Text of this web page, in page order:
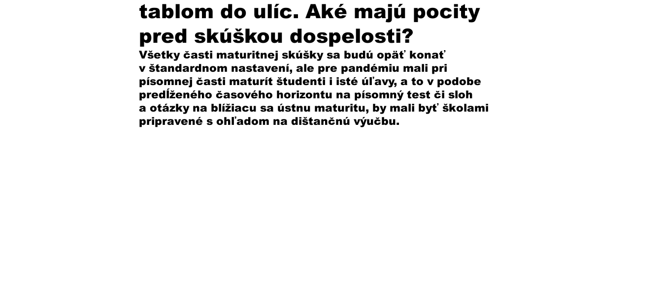
tablom do ulíc. Aké majú pocity
pred skúškou dospelosti?
Všetky časti maturitnej skúšky sa budú opäť konať
v štandardnom nastavení, ale pre pandémiu mali pri
písomnej časti maturít študenti i isté úľavy, a to v podobe
predĺženého časového horizontu na písomný test či sloh
a otázky na blížiacu sa ústnu maturitu, by mali byť školami
pripravené s ohľadom na dištančnú výučbu.